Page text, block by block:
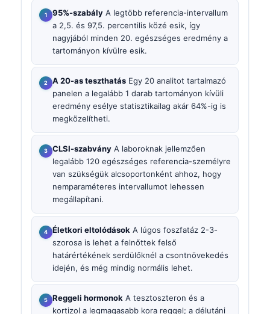
95%-szabály A legtöbb referencia-intervallum
a 2,5. és 97,5. percentilis közé esik, így
nagyjából minden 20. egészséges eredmény a
tartományon kívülre esik.
A 20-as teszthatás Egy 20 analitot tartalmazó
panelen a legalább 1 darab tartományon kívüli
eredmény esélye statisztikailag akár 64%-ig is
megközelítheti.
CLSI-szabvány A laboroknak jellemzően
legalább 120 egészséges referencia-személyre
van szükségük alcsoportonként ahhoz, hogy
nemparaméteres intervallumot lehessen
megállapítani.
Életkori eltolódások A lúgos foszfatáz 2-3-
szorosa is lehet a felnőttek felső
határértékének serdülőknél a csontnövekedés
idején, és még mindig normális lehet.
Reggeli hormonok A tesztoszteron és a
kortizol a legmagasabb kora reggel; a délutáni